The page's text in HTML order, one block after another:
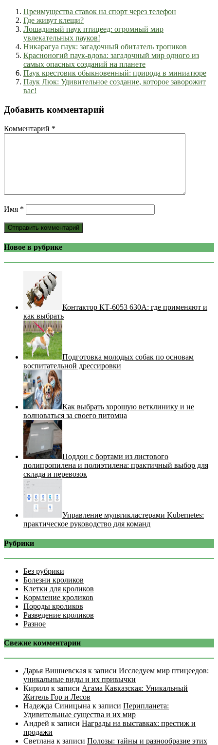
Преимущества ставок на спорт через телефон
Где живут клещи?
Лошадиный паук птицеед: огромный мир
увлекательных пауков!
Никарагуа паук: загадочный обитатель тропиков
Красноногий паук-вдова: загадочный мир одного из
самых опасных созданий на планете
Паук крестовик обыкновенный: природа в миниатюре
Паук Люк: Удивительное создание, которое заворожит
вас!
Добавить комментарий
Комментарий *
Имя *
Новое в рубрике
Контактор КТ-6053 630А: где применяют и
как выбрать
Подготовка молодых собак по основам
воспитательной дрессировки
Как выбрать хорошую ветклинику и не
волноваться за своего питомца
Поддон с бортами из листового
полипропилена и полиэтилена: практичный выбор для
склада и перевозок
Управление мультикластерами Kubernetes:
практическое руководство для команд
Рубрики
Без рубрики
Болезни кроликов
Клетки для кроликов
Кормление кроликов
Породы кроликов
Разведение кроликов
Разное
Свежие комментарии
Дарья Вишневская к записи Исследуем мир птицеедов:
уникальные виды и их привычки
Кирилл к записи Агама Кавказская: Уникальный
Житель Гор и Лесов
Надежда Синицына к записи Перипланета:
Удивительные существа и их мир
Андрей к записи Награды на выставках: престиж и
продажи
Светлана к записи Полозы: тайны и разнообразие этих